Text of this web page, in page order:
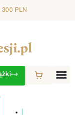
300 PLN
4. SEZON